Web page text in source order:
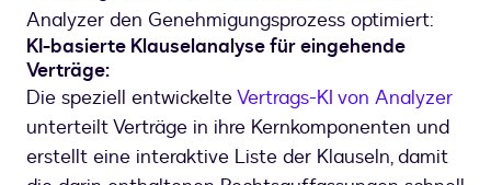
Analyzer den Genehmigungsprozess optimiert:
KI-basierte Klauselanalyse für eingehende
Verträge:
Die speziell entwickelteVertrags-KI von Analyzer
unterteilt Verträge in ihre Kernkomponenten und
erstellt eine interaktive Liste der Klauseln, damit